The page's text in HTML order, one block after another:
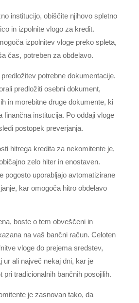
institucijo, obiščite njihovo spletno
in izpolnite vlogo za kredit.
izpolnitev vloge preko spleta,
čas, potreben za obdelavo.
potrebne dokumentacije.
predložiti osebni dokument,
in morebitne druge dokumente, ki
finančna institucija. Po oddaji vloge
postopek preverjanja.
hitrega kredita za nekomitente je,
zelo hiter in enostaven.
pogosto uporabljajo avtomatizirane
kar omogoča hitro obdelavo
boste o tem obveščeni in
na vaš bančni račun. Celoten
vloge do prejema sredstev,
ur ali največ nekaj dni, kar je
pri tradicionalnih bančnih posojilih.
je zasnovan tako, da